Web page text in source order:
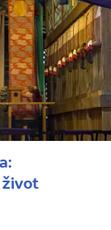
život